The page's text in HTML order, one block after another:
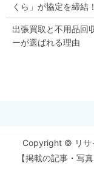
くら」が協定を締結！
出張買取と不用品回
ーが選ばれる理由
Copyright © リサ
【掲載の記事・写